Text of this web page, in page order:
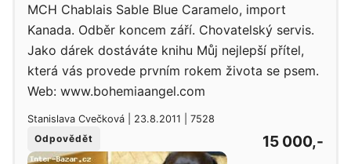
MCH Chablais Sable Blue Caramelo, import
Kanada. Odběr koncem září. Chovatelský servis.
Jako dárek dostáváte knihu Můj nejlepší přítel,
která vás provede prvním rokem života se psem.
Web: www.bohemiaangel.com
Stanislava Cvečková | 23.8.2011 | 7528
Odpovědět
15 000,-